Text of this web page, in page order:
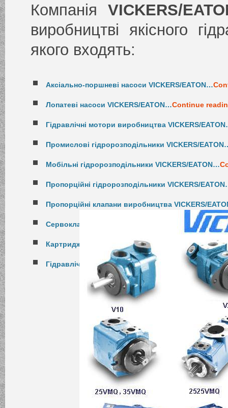
Компанія VICKERS/
виробництві якісного
якого входять:
Аксіально-поршневі насоси VICKERS/EATON…
Лопатеві насоси VICKERS/EATON…Continue
Гідравлічні мотори виробництва VICKERS/
Промислові гідророзподільники VICKERS/
Мобільні гідророзподільники VICKERS/EATON…
Пропорційні гідророзподільники VICKERS/
Пропорційні клапани виробництва VICKERS/
Сервоклапани виробництва VICKERS/EATON…
Картриджні клапани виробництва VICKERS/
Гідравлічні станції виробництва VICKERS/